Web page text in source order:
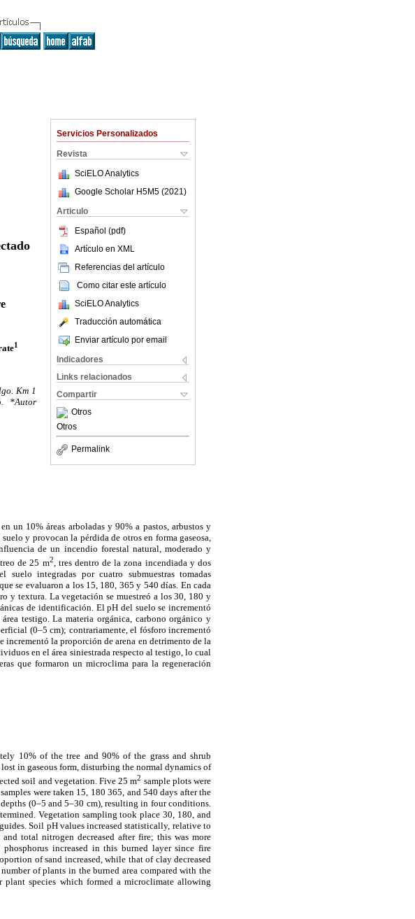
Servicios Personalizados
Revista
SciELO Analytics
Google Scholar H5M5 (2021 )
Articulo
Español (pdf)
Artículo en XML
Referencias del artículo
Como citar este artículo
SciELO Analytics
Traducción automática
Enviar artículo por email
Indicadores
Links relacionados
Compartir
Otros
Otros
Permalink
1
Km 1
*Autor
un 10% áreas arboladas y 90% a pastos, arbustos y
y provocan la pérdida de otros en forma gaseosa,
de un incendio forestal natural, moderado y
de 25 m2
, tres dentro de la zona incendiada y dos
suelo integradas por cuatro submuestras tomadas
se evaluaron a los 15, 180, 365 y 540 días. En cada
y textura. La vegetación se muestreó a los 30, 180 y
de identificación. El pH del suelo se incrementó
testigo. La materia orgánica, carbono orgánico y
(0–5 cm); contrariamente, el fósforo incrementó
la proporción de arena en detrimento de la
en el área siniestrada respecto al testigo, lo cual
que formaron un microclima para la regeneración
10% of the tree and 90% of the grass and shrub
in gaseous form, disturbing the normal dynamics of
soil and vegetation. Five 25 m2 sample plots were
were taken 15, 180 365, and 540 days after the
(0–5 and 5–30 cm), resulting in four conditions.
Vegetation sampling took place 30, 180, and
Soil pH values increased statistically, relative to
total nitrogen decreased after fire; this was more
increased in this burned layer since fire
of sand increased, while that of clay decreased
of plants in the burned area compared with the
species which formed a microclimate allowing